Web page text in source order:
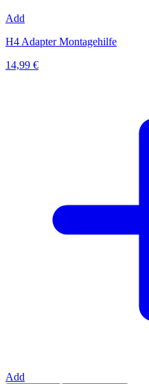
Add
H4 Adapter Montagehilfe
14,99 €
Add